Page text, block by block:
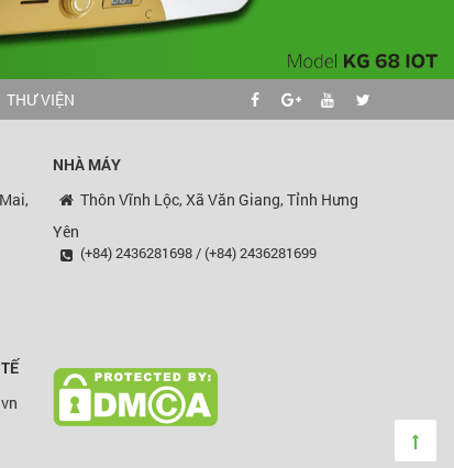
THƯ VIỆN
NHÀ MÁY
Thôn Vĩnh Lộc, Xã Văn Giang, Tỉnh Hưng
Yên
(+84) 2436281698 / (+84) 2436281699